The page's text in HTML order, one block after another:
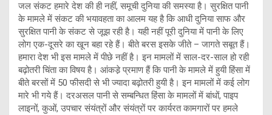
जल संकट हमारे देश की ही नहीं, समूची दुनिया की समस्या है। सुरक्षित पानी
के मामले में संकट की भयावहता का आलम यह है कि आधी दुनिया साफ और
सुरक्षित पानी के संकट से जूझ रही है। यही नहीं पूरी दुनिया में पानी के लिए
लोग एक-दूसरे का खून बहा रहे हैं। बीते बरस इसके जीते – जागते सबूत हैं।
हमारा देश भी इस मामले में पीछे नहीं है। इन मामलों में साल-दर-साल हो रही
बढ़ोतरी चिंता का विषय है। आंकडे़ प्रमाण हैं कि पानी के मामले में हुयी हिंसा में
बीते बरसों में 50 फीसदी से भी ज्यादा बढ़ोतरी हुयी है। इन मामलों में कई लोग
मारे भी गये हैं। दरअसल पानी से सम्बन्धित हिंसा के मामलों में बांधों, पाइप
लाइनों, कुओं, उपचार संयंत्रों और संयंत्रों पर कार्यरत कामगारों पर हमले